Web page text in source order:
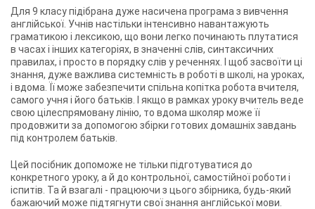
Для 9 класу підібрана дуже насичена програма з вивчення
англійської. Учнів настільки інтенсивно навантажують
граматикою і лексикою, що вони легко починають плутатися
в часах і інших категоріях, в значенні слів, синтаксичних
правилах, і просто в порядку слів у реченнях. І щоб засвоїти ці
знання, дуже важлива системність в роботі в школі, на уроках,
і вдома. Її може забезпечити спільна копітка робота вчителя,
самого учня і його батьків. І якщо в рамках уроку вчитель веде
свою цілеспрямовану лінію, то вдома школяр може її
продовжити за допомогою збірки готових домашніх завдань
під контролем батьків.
Цей посібник допоможе не тільки підготуватися до
конкретного уроку, а й до контрольної, самостійної роботи і
іспитів. Та й взагалі - працюючи з цього збірника, будь-який
бажаючий може підтягнути свої знання англійської мови.